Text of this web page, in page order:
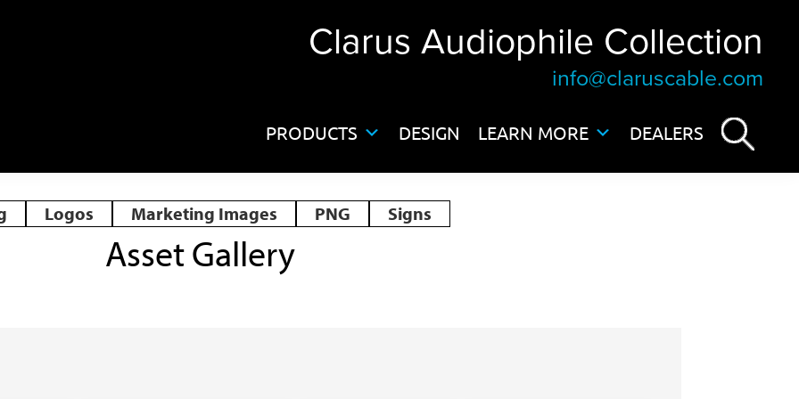
Clarus Audiophile Collection
info@claruscable.com
PRODUCTS DESIGN LEARN MORE DEALERS
Logos Marketing Images PNG Signs
Asset Gallery